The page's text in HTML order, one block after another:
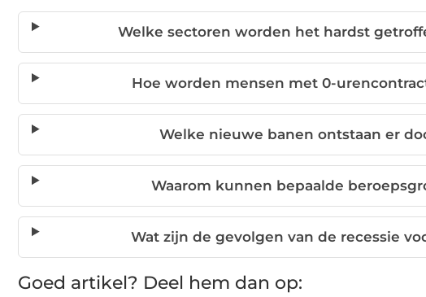
Welke sectoren worden het hardst
Hoe worden mensen met 0-
Welke nieuwe banen ontstaan er
Waarom kunnen bepaalde
Wat zijn de gevolgen van de recessie
Goed artikel? Deel hem dan op: